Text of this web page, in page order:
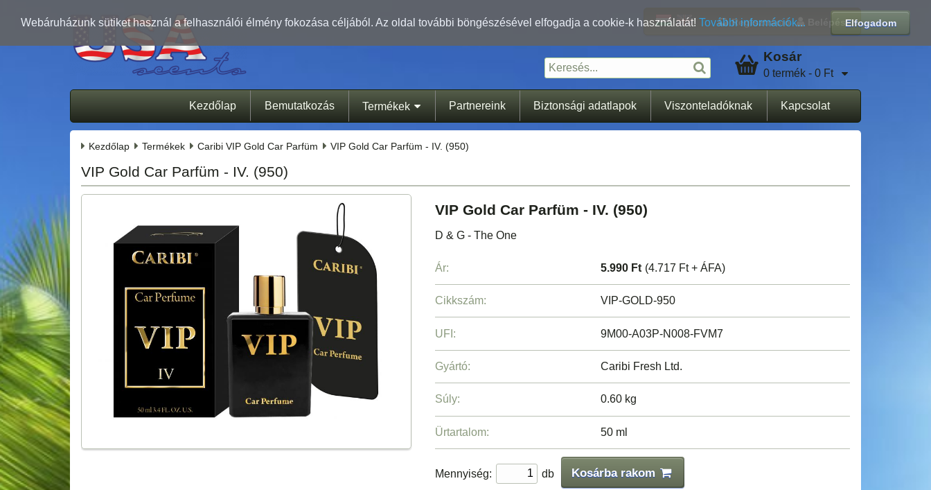
Elfogadom
Webáruházunk sütiket használ a felhasználói élmény fokozása céljából. Az oldal további böngészésével elfogadja a cookie-k használatát! További információk...
Regisztráció Belépés
Kosár
0 termék - 0 Ft
Kezdőlap Bemutatkozás Termékek Partnereink Biztonsági adatlapok Viszonteladóknak Kapcsolat
Kezdőlap Termékek Caribi VIP Gold Car Parfüm VIP Gold Car Parfüm - IV. (950)
VIP Gold Car Parfüm - IV. (950)
VIP Gold Car Parfüm - IV. (950)
D & G - The One
Ár: 5.990 Ft (4.717 Ft + ÁFA)
Cikkszám: VIP-GOLD-950
UFI: 9M00-A03P-N008-FVM7
Gyártó: Caribi Fresh Ltd.
Súly: 0.60 kg
Ürtartalom: 50 ml
Mennyiség: db Kosárba rakom